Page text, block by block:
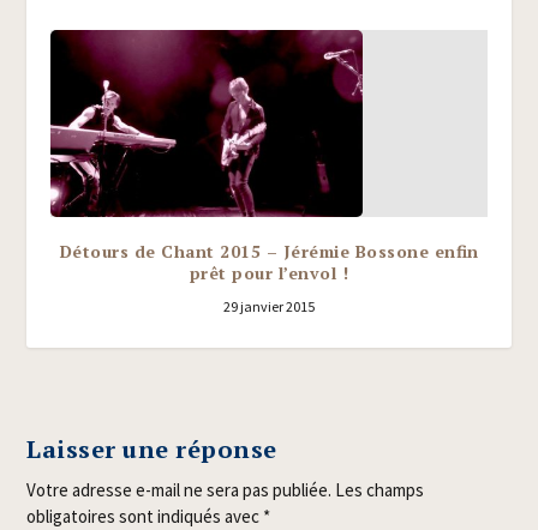
Détours de Chant 2015 – Jérémie Bossone enfin
prêt pour l’envol !
29 janvier 2015
Laisser une réponse
Votre adresse e-mail ne sera pas publiée. Les champs
obligatoires sont indiqués avec *